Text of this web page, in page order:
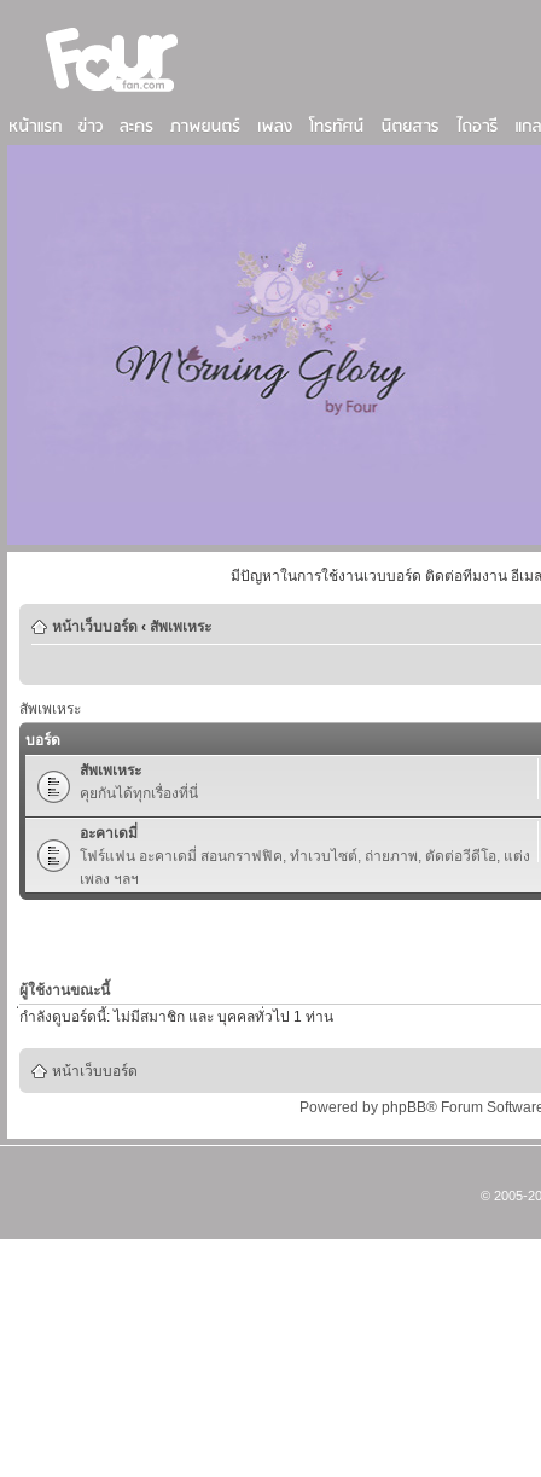
มีปัญหาในการใช้งานเวบบอร์ด ติดต่อทีมงาน อีเม
หน้าเว็บบอร์ด ‹ สัพเพเหระ
สัพเพเหระ
บอร์ด
สัพเพเหระ
คุยกันได้ทุกเรื่องที่นี่
อะคาเดมี่
โฟร์แฟน อะคาเดมี่ สอนกราฟฟิค, ทำเวบไซต์, ถ่ายภาพ, ตัดต่อวีดีโอ, แต่ง
เพลง ฯลฯ
ผู้ใช้งานขณะนี้
่กำลังดูบอร์ดนี้: ไม่มีสมาชิก และ บุคคลทั่วไป 1 ท่าน
หน้าเว็บบอร์ด
Powered by phpBB® Forum
© 2005-